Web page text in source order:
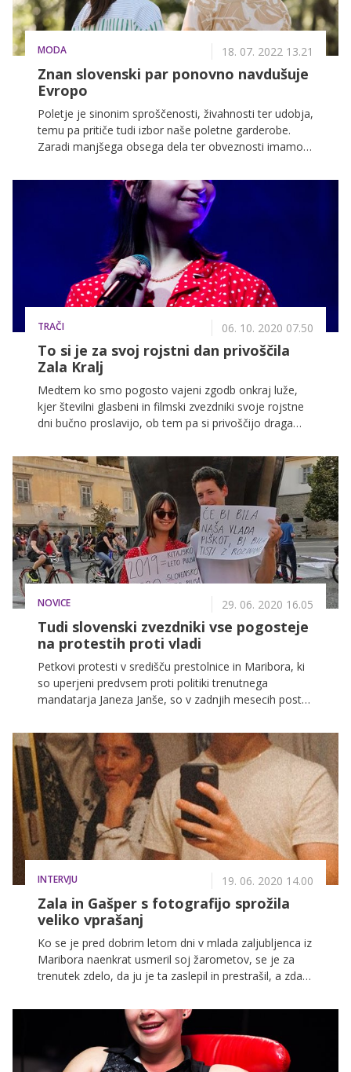
MODA 18. 07. 2022 13.21
Znan slovenski par ponovno navdušuje
Evropo
Poletje je sinonim sproščenosti, živahnosti ter udobja,
temu pa pritiče tudi izbor naše poletne garderobe.
Zaradi manjšega obsega dela ter obveznosti imamo
skozi izbrane modne kose izrazimo svoje občutke ter
strasti. To že od nekaj odlično uspeva tudi znanemu
slovenskemu glasbenemu paru, zato ne čudi, da sta
pred kratkim zablestela v prav posebni mednarodni
kampanji. Poglejmo, kateri so Zalini najljubši modni
kosi te sezone.
TRAČI 06. 10. 2020 07.50
To si je za svoj rojstni dan privoščila
Zala Kralj
Medtem ko smo pogosto vajeni zgodb onkraj luže,
kjer številni glasbeni in filmski zvezdniki svoje rojstne
dni bučno proslavijo, ob tem pa si privoščijo draga
pa je zgodba v Sloveniji precej drugačna. Mlada Zala
Kralj, ki skupaj s svojim fantom, Gašperjem Šantlom,
tvori vse uspešnejši duet Zalagašper, je minulo
nedeljo praznovala svoj 21. rojstni dan, svojo
'svetovno' polnoletnost pa je proslavila na prav
poseben način.
NOVICE 29. 06. 2020 16.05
Tudi slovenski zvezdniki vse pogosteje
na protestih proti vladi
Petkovi protesti v središču prestolnice in Maribora, ki
so uperjeni predvsem proti politiki trenutnega
mandatarja Janeza Janše, so v zadnjih mesecih postali
opaziti tudi znane obraze slovenske estrade.
INTERVJU 19. 06. 2020 14.00
Zala in Gašper s fotografijo sprožila
veliko vprašanj
Ko se je pred dobrim letom dni v mlada zaljubljenca iz
Maribora naenkrat usmeril soj žarometov, se je za
trenutek zdelo, da ju je ta zaslepil in prestrašil, a zdaj
kaj počneta. Še več, v zadnjem letu sta med vse nas
vnesla občutke miru in sanjavosti, to pa želita storiti
tudi z novo pesmijo Origami, ki sta jo izdala prav
danes.